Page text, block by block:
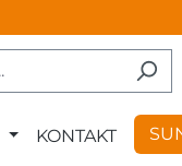
KONTAKT